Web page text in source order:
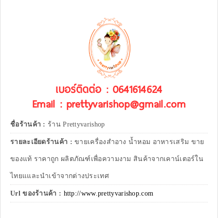
เบอร์ติดต่อ : 0641614624
Email : prettyvarishop@gmail.com
ชื่อร้านค้า : ร้าน Prettyvarishop
รายละเอียดร้านค้า :ขายเครื่องสำอาง น้ำหอม อาหารเสริม ขาย
ของแท้ ราคาถูก ผลิตภัณฑ์เพื่อความงาม สินค้าจากเคาน์เตอร์ใน
ไทยแและนำเข้าจากต่างประเทศ
Url ของร้านค้า : http://www.prettyvarishop.com